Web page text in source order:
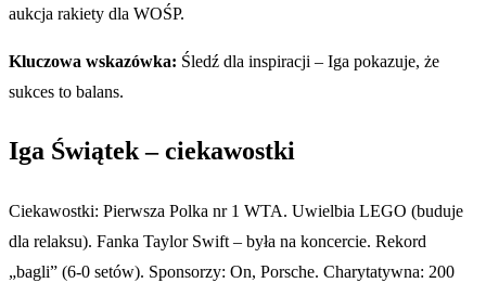
aukcja rakiety dla WOŚP.
Kluczowa wskazówka: Śledź dla inspiracji – Iga pokazuje, że
sukces to balans.
Iga Świątek – ciekawostki
Ciekawostki: Pierwsza Polka nr 1 WTA. Uwielbia LEGO (buduje
dla relaksu). Fanka Taylor Swift – była na koncercie. Rekord
„bagli” (6-0 setów). Sponsorzy: On, Porsche. Charytatywna: 200